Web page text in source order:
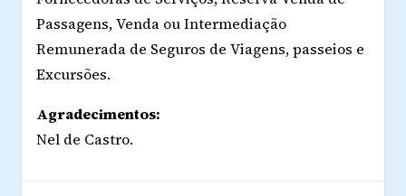
Passagens, Venda ou Intermediação
Remunerada de Seguros de Viagens, passeios e
Excursões.
Agradecimentos:
Nel de Castro.